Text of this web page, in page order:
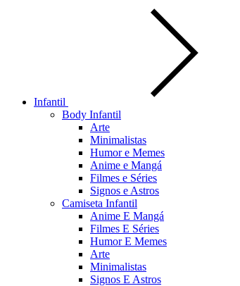
Infantil
Body Infantil
Arte
Minimalistas
Humor e Memes
Anime e Mangá
Filmes e Séries
Signos e Astros
Camiseta Infantil
Anime E Mangá
Filmes E Séries
Humor E Memes
Arte
Minimalistas
Signos E Astros